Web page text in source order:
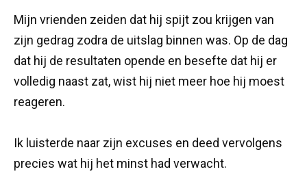
Mijn vrienden zeiden dat hij spijt zou krijgen van
zijn gedrag zodra de uitslag binnen was. Op de dag
dat hij de resultaten opende en besefte dat hij er
volledig naast zat, wist hij niet meer hoe hij moest
reageren.
Ik luisterde naar zijn excuses en deed vervolgens
precies wat hij het minst had verwacht.